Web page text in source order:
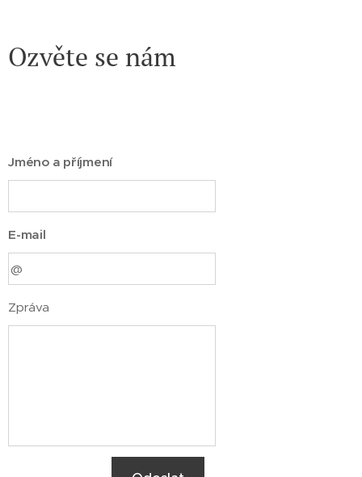
Ozvěte se nám
Jméno a příjmení
E-mail
Zpráva